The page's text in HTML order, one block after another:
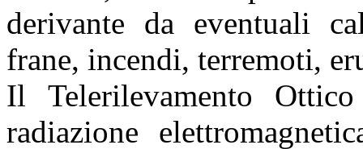
derivante da eventuali
frane, incendi, terremoti,
Il Telerilevamento
radiazione